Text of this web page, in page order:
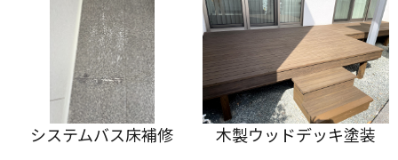
システムバス床補修 木製ウッドデッキ塗装